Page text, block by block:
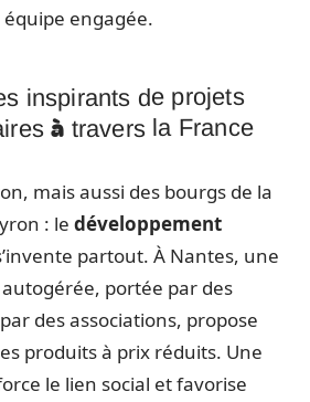
engagée.
inspirants de projets
à travers la France
mais aussi des bourgs de la
: le développement
partout. À Nantes, une
autogérée, portée par des
des associations, propose
produits à prix réduits. Une
le lien social et favorise